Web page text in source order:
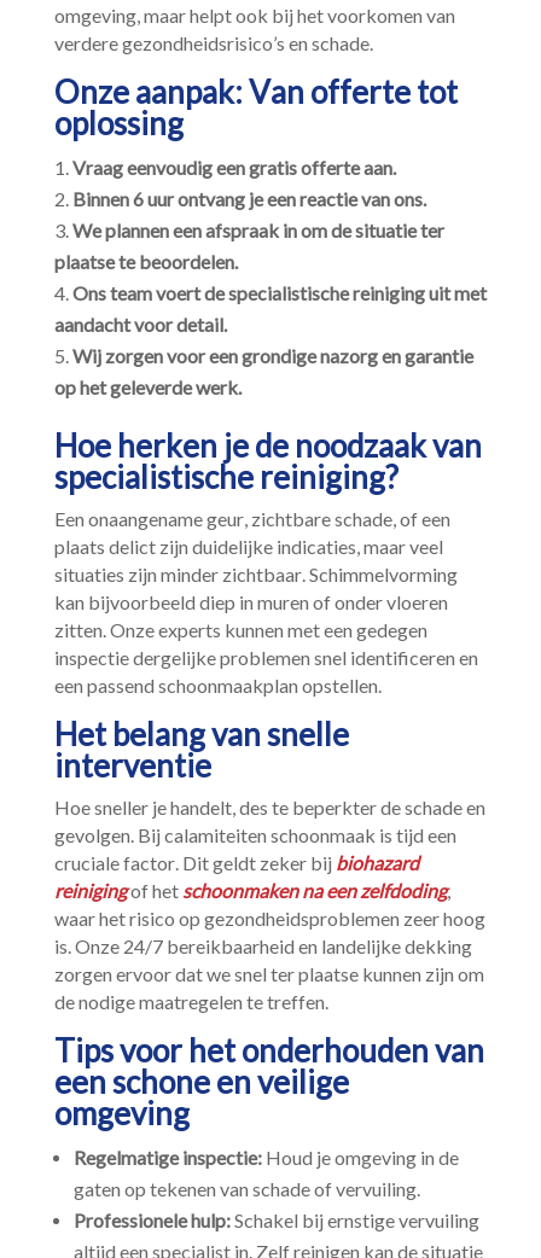
omgeving, maar helpt ook bij het voorkomen van
verdere gezondheidsrisico’s en schade.​
Onze aanpak: Van offerte tot
oplossing
Vraag eenvoudig een gratis offerte aan.​
Binnen 6 uur ontvang je een reactie van ons.​
We plannen een afspraak in om de situatie ter
plaatse te beoordelen.​
Ons team voert de specialistische reiniging uit met
aandacht voor detail.​
Wij zorgen voor een grondige nazorg en garantie
op het geleverde werk.​
Hoe herken je de noodzaak van
specialistische reiniging?
Een onaangename geur, zichtbare schade, of een
plaats delict zijn duidelijke indicaties, maar veel
situaties zijn minder zichtbaar.​ Schimmelvorming
kan bijvoorbeeld diep in muren of onder vloeren
zitten.​ Onze experts kunnen met een gedegen
inspectie dergelijke problemen snel identificeren en
een passend schoonmaakplan opstellen.​
Het belang van snelle
interventie
Hoe sneller je handelt, des te beperkter de schade en
gevolgen.​ Bij calamiteiten schoonmaak is tijd een
cruciale factor.​ Dit geldt zeker bij biohazard
reinigingof hetschoonmaken na een zelfdoding,
waar het risico op gezondheidsproblemen zeer hoog
is.​ Onze 24/7 bereikbaarheid en landelijke dekking
zorgen ervoor dat we snel ter plaatse kunnen zijn om
de nodige maatregelen te treffen.​
Tips voor het onderhouden van
een schone en veilige
omgeving
Regelmatige inspectie:Houd je omgeving in de
gaten op tekenen van schade of vervuiling.​
Professionele hulp:Schakel bij ernstige vervuiling
altijd een specialist in.​ Zelf reinigen kan de situatie